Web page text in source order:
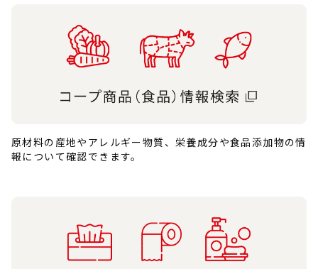
原材料の産地やアレルギー物質、栄養成分や食品添加物の情
報について確認できます。